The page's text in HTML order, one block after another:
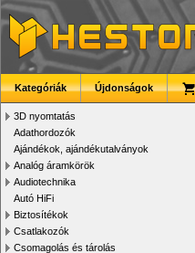
Kategóriák Újdonságok
3D nyomtatás
Adathordozók
Ajándékok, ajándékutalványok
Analóg áramkörök
Audiotechnika
Autó HiFi
Biztosítékok
Csatlakozók
Csomagolás és tárolás